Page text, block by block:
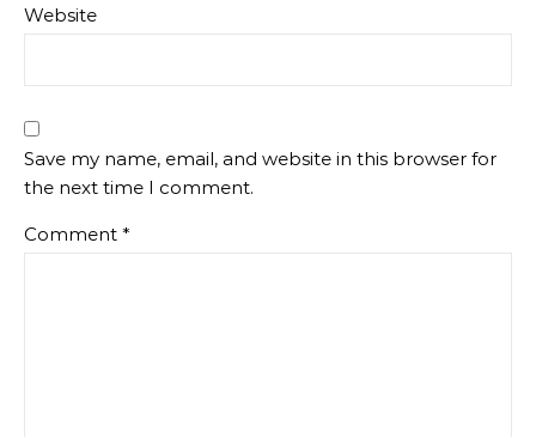
Website
Save my name, email, and website in this browser for
the next time I comment.
Comment *